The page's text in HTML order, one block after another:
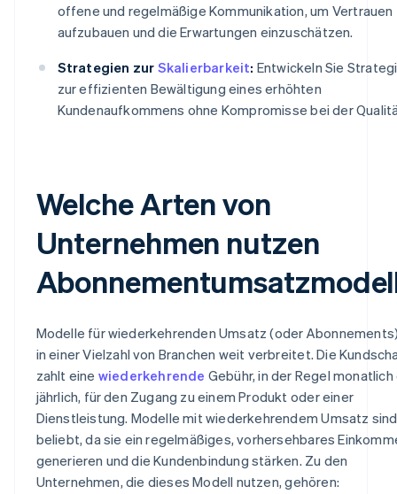
offene und regelmäßige Kommunikation, um Vertrauen
aufzubauen und die Erwartungen einzuschätzen.
Strategien zur Skalierbarkeit: Entwickeln Sie
zur effizienten Bewältigung eines erhöhten
Kundenaufkommens ohne Kompromisse bei der
Welche Arten von
Unternehmen nutzen
Modelle für wiederkehrenden Umsatz (oder
in einer Vielzahl von Branchen weit verbreitet. Die
zahlt eine wiederkehrende Gebühr, in der Regel
jährlich, für den Zugang zu einem Produkt oder einer
Dienstleistung. Modelle mit wiederkehrendem Umsatz
beliebt, da sie ein regelmäßiges, vorhersehbares
generieren und die Kundenbindung stärken. Zu den
Unternehmen, die dieses Modell nutzen, gehören: